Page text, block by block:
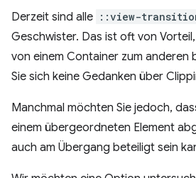
Derzeit sind alle ::view-
Geschwister. Das ist oft von
von einem Container zum anderen
Sie sich keine Gedanken über
Manchmal möchten Sie jedoch,
einem übergeordneten Element
auch am Übergang beteiligt sein